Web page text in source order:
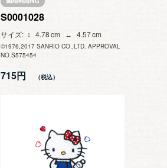
S0001028
サイズ 4.78 4.57
©1976,2017 SANRIO CO.,LTD. APPROVAL
NO.S575454
715円